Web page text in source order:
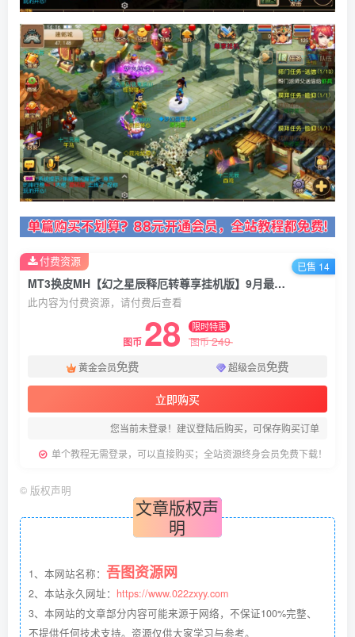
MT3换皮MH【幻之星辰释厄转尊享挂机版】9月最新打包VM单机一键端+Linux手工服务端+详细搭建教程+通用视频教程+GM后台+全套源码+安卓苹果双端
此内容为付费资源，请付费后查看
图币 28 限时特惠
图币249
黄金会员免费 超级会员免费
立即购买
您当前未登录！建议登陆后购买，可保存购买订单
单个教程无需登录，可以直接购买；全站资源终身会员免费下载！
付费资源 已售 14
© 版权声明
文章版权声
明
1、本网站名称： 吾图资源网
2、本站永久网址： https://www.022zxyy.com
3、本网站的文章部分内容可能来源于网络，不保证100%完整、
不提供任何技术支持。资源仅供大家学习与参考。